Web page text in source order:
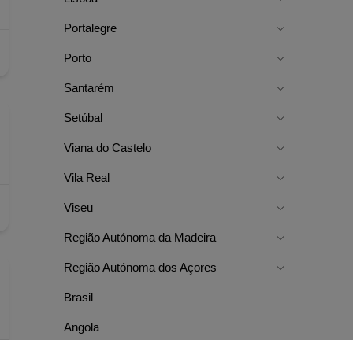
Portalegre
Porto
Santarém
Setúbal
Viana do Castelo
Vila Real
Viseu
Região Autónoma da Madeira
Região Autónoma dos Açores
Brasil
Angola